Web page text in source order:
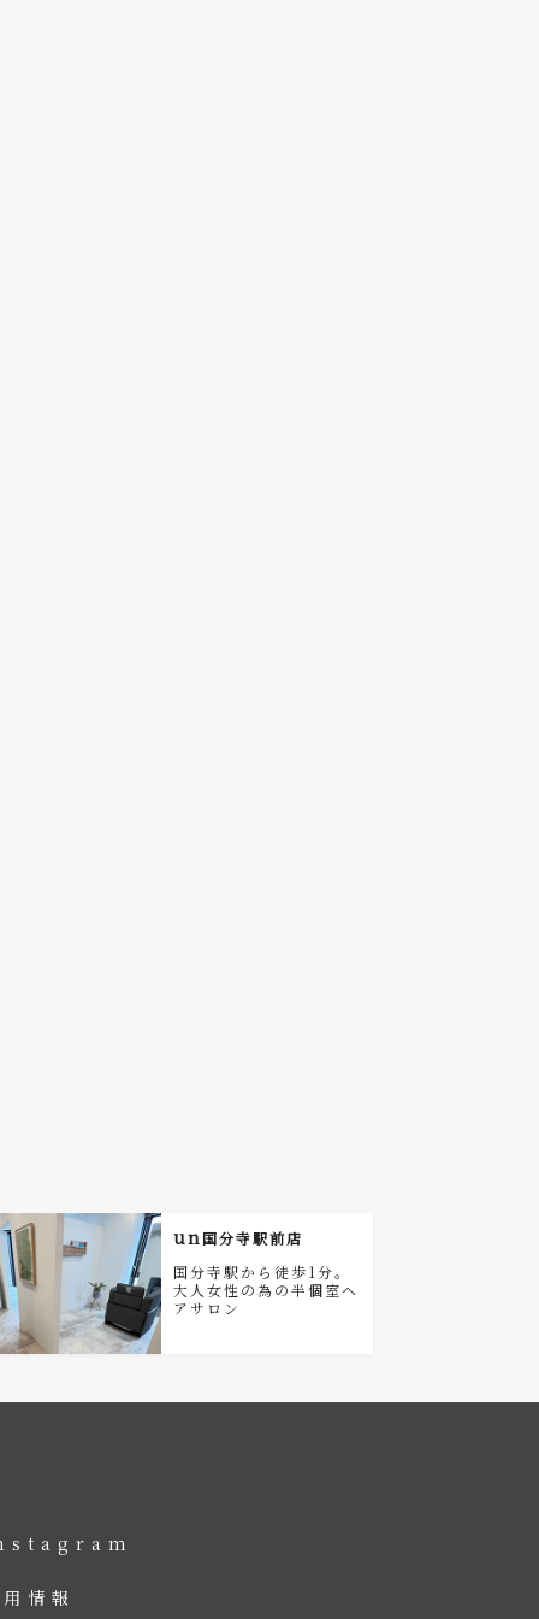
un国分寺駅前店
国分寺駅から徒歩1分。
大人女性の為の半個室ヘ
アサロン
情報